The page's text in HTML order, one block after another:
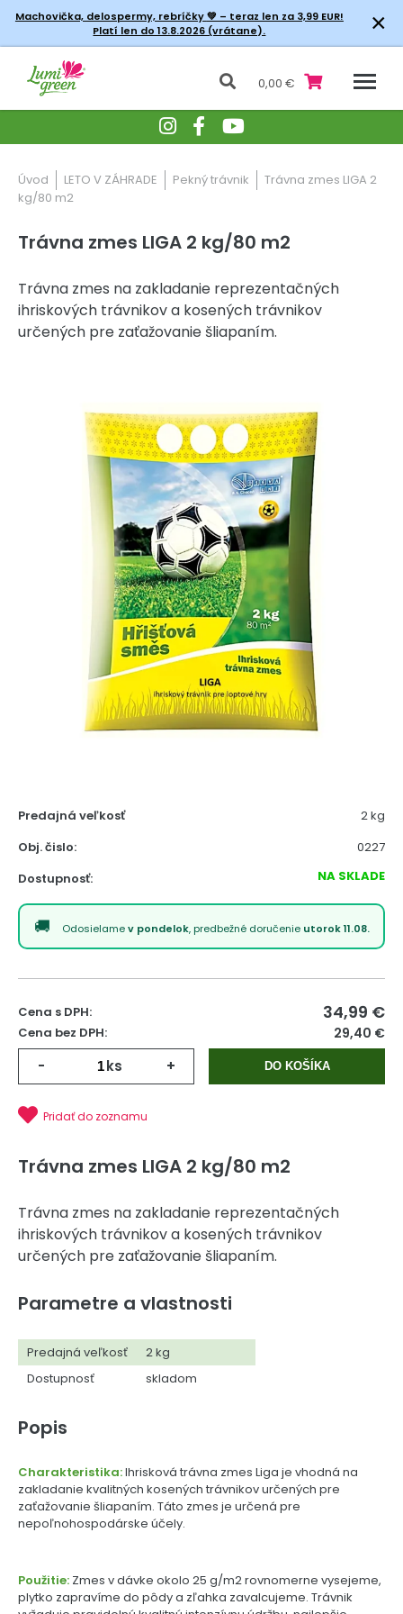
Machovička, delospermy, rebríčky💚 – teraz len za 3,99 EUR!
Platí len do 13.8.2026 (vrátane).
×
0,00 €
Úvod LETO V ZÁHRADE Pekný trávnik
Trávna zmes LIGA 2
kg/80 m2
Trávna zmes LIGA 2 kg/80 m2
Trávna zmes na zakladanie reprezentačných
ihriskových trávnikov a kosených trávnikov
určených pre zaťažovanie šliapaním.
Predajná veľkosť
2 kg
Obj. čislo:
0227
Dostupnosť:
NA SKLADE
Odosielamev pondelok, predbežné doručenie utorok 11.08.
Cena s DPH: 34,99 €
Cena bez DPH: 29,40 €
- ks + DO KOŠÍKA
Pridať do zoznamu
Trávna zmes LIGA 2 kg/80 m2
Trávna zmes na zakladanie reprezentačných
ihriskových trávnikov a kosených trávnikov
určených pre zaťažovanie šliapaním.
Parametre a vlastnosti
Predajná veľkosť
2 kg
Dostupnosť
skladom
Popis
Charakteristika:Ihrisková trávna zmes Liga je vhodná na
zakladanie kvalitných kosených trávnikov určených pre
zaťažovanie šliapaním. Táto zmes je určená pre
nepoľnohospodárske účely.
Použitie: Zmes v dávke okolo 25 g/m2 rovnomerne vysejeme,
plytko zapravíme do pôdy a zľahka zavalcujeme. Trávnik